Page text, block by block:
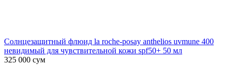
Солнцезащитный флюид la roche-posay anthelios uvmune 400
невидимый для чувствительной кожи spf50+ 50 мл
325 000 сум